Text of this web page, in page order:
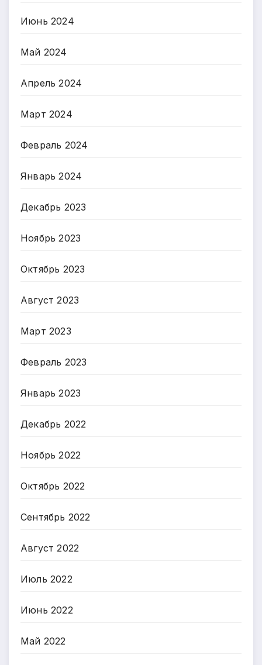
Июнь 2024
Май 2024
Апрель 2024
Март 2024
Февраль 2024
Январь 2024
Декабрь 2023
Ноябрь 2023
Октябрь 2023
Август 2023
Март 2023
Февраль 2023
Январь 2023
Декабрь 2022
Ноябрь 2022
Октябрь 2022
Сентябрь 2022
Август 2022
Июль 2022
Июнь 2022
Май 2022